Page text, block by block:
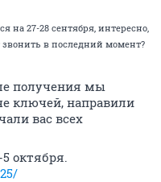
на 27-28 сентября, интересно,
в последний момент?
получения мы
ключей, направили
вас всех
октября.